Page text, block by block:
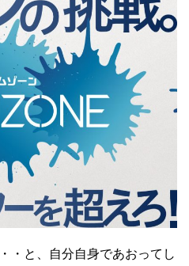
・と、自分自身であおってし